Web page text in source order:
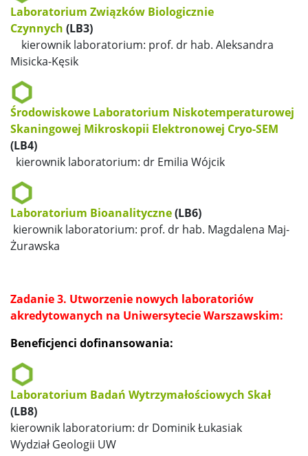
Laboratorium Związków Biologicznie
Czynnych (LB3)
kierownik laboratorium: prof. dr hab. Aleksandra
Misicka-Kęsik
Środowiskowe Laboratorium Niskotemperaturowej
Skaningowej Mikroskopii Elektronowej Cryo-SEM
(LB4)
kierownik laboratorium: dr Emilia Wójcik
Laboratorium Bioanalityczne(LB6)
kierownik laboratorium: prof. dr hab. Magdalena Maj-
Żurawska
Zadanie 3. Utworzenie nowych laboratoriów
akredytowanych na Uniwersytecie Warszawskim:
Beneficjenci dofinansowania:
Laboratorium Badań Wytrzymałościowych Skał
(LB8)
kierownik laboratorium: dr Dominik Łukasiak
Wydział Geologii UW